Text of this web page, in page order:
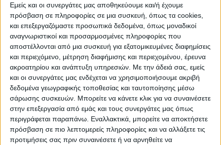
Εμείς και οι συνεργάτες μας αποθηκεύουμε και/ή έχουμε
πρόσβαση σε πληροφορίες σε μια συσκευή, όπως τα cookies,
και επεξεργαζόμαστε προσωπικά δεδομένα, όπως μοναδικοί
αναγνωριστικοί και προσαρμοσμένες πληροφορίες που
αποστέλλονται από μια συσκευή για εξατομικευμένες διαφημίσεις
και περιεχόμενο, μέτρηση διαφήμισης και περιεχομένου, έρευνα
ακροατηρίου και ανάπτυξη υπηρεσιών. Με την άδειά σας, εμείς
και οι συνεργάτες μας ενδέχεται να χρησιμοποιήσουμε ακριβή
δεδομένα γεωγραφικής τοποθεσίας και ταυτοποίησης μέσω
σάρωσης συσκευών. Μπορείτε να κάνετε κλικ για να συναινέσετε
στην επεξεργασία από εμάς και τους συνεργάτες μας όπως
περιγράφεται παραπάνω. Εναλλακτικά, μπορείτε να αποκτήσετε
πρόσβαση σε πιο λεπτομερείς πληροφορίες και να αλλάξετε τις
προτιμήσεις σας πριν συναινέσετε ή να αρνηθείτε να
ΠΑΡΟΜΟΙΑ ΑΡΘΡΑ